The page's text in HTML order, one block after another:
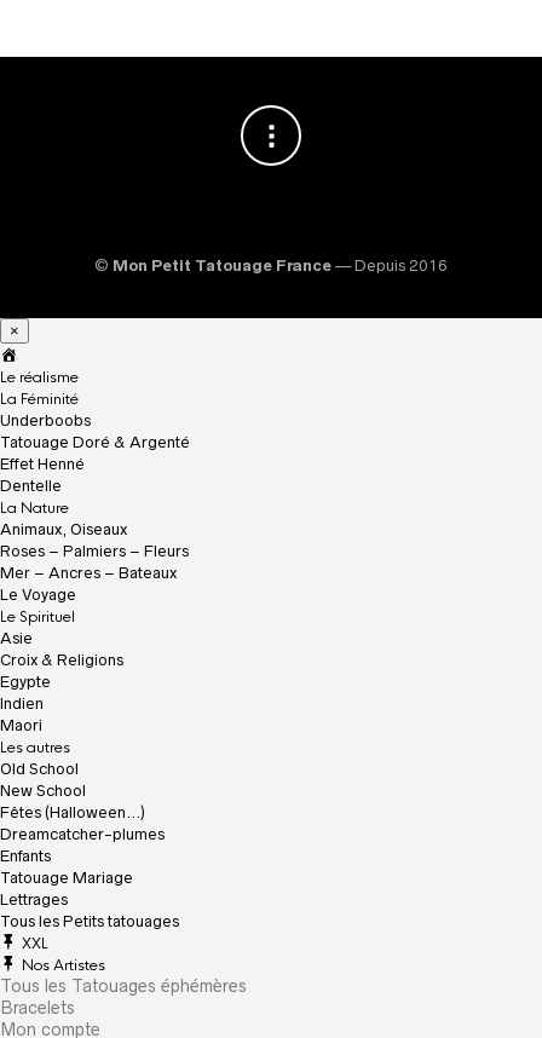
© Mon Petit Tatouage France — Depuis 2016
×
c
c
u
e
i
l
Le réalisme
La Féminité
Underboobs
Tatouage Doré & Argenté
Effet Henné
Dentelle
La Nature
Animaux, Oiseaux
Roses – Palmiers – Fleurs
Mer – Ancres – Bateaux
Le Voyage
Le Spirituel
Asie
Croix & Religions
Egypte
Indien
Maori
Les autres
Old School
New School
Fêtes (Halloween…)
Dreamcatcher-plumes
Enfants
Tatouage Mariage
Lettrages
Tous les Petits tatouages
XXL
Nos Artistes
Tous les Tatouages éphémères
Bracelets
Mon compte